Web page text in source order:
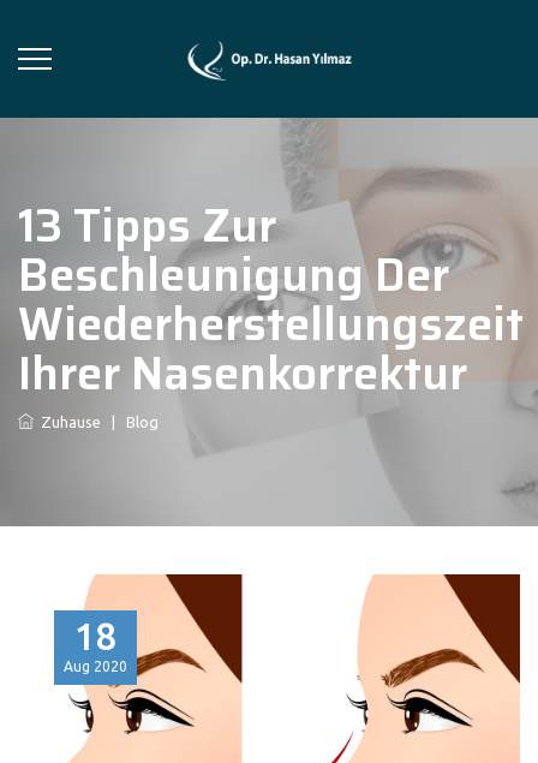
13 Tipps Zur
Beschleunigung Der
Wiederherstellungszeit
Ihrer Nasenkorrektur
Zuhause Blog
18
Aug 2020